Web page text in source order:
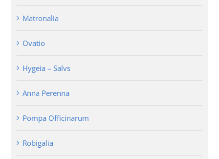
Matronalia
Ovatio
Hygeia – Salvs
Anna Perenna
Pompa Officinarum
Robigalia